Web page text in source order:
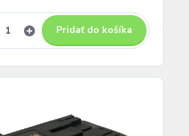
Pridať do košíka